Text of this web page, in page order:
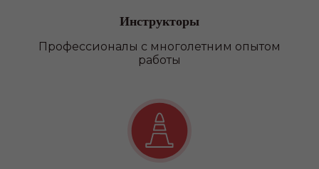
Инструкторы
Профессионалы с многолетним опытом
работы